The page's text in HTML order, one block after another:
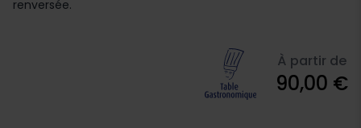
renversée.
À partir de
90,00 €